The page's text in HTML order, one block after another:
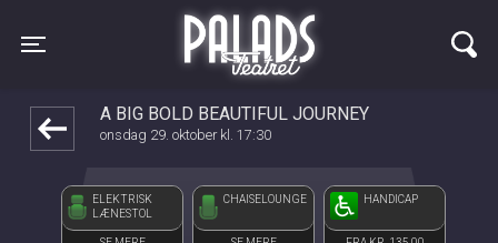
Toggle navigation
Palads Teatret
A BIG BOLD BEAUTIFUL JOURNEY
onsdag 29. oktober kl. 17:30
ELEKTRISK
LÆNESTOL
CHAISELOUNGE HANDICAP
1step-front02 112450